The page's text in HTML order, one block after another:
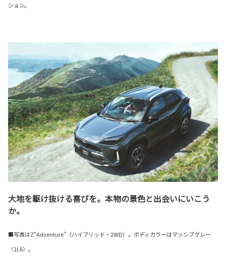
ション。
大地を駆け抜ける喜びを。本物の景色と出会いにいこう
か。
■写真はZ“Adventure”（ハイブリッド・2WD）。ボディカラーはマッシブグレー
〈1L6〉。